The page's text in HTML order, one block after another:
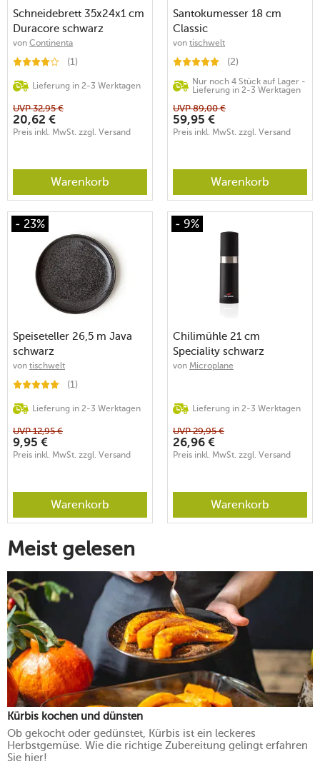
Schneidebrett 35x24x1 cm
Duracore schwarz
von Continenta
(1)
Lieferung in 2-3 Werktagen
UVP32,95 €
20,62 €
Preis inkl. MwSt. zzgl. Versand
Warenkorb
Santokumesser 18 cm
Classic
von tischwelt
(2)
Nur noch 4 Stück auf Lager -
Lieferung in 2-3 Werktagen
UVP89,00 €
59,95 €
Preis inkl. MwSt. zzgl. Versand
Warenkorb
- 23%
Speiseteller 26,5 m Java
schwarz
von tischwelt
(1)
Lieferung in 2-3 Werktagen
UVP12,95 €
9,95 €
Preis inkl. MwSt. zzgl. Versand
Warenkorb
- 9%
Chilimühle 21 cm
Speciality schwarz
von Microplane
Lieferung in 2-3 Werktagen
UVP29,95 €
26,96 €
Preis inkl. MwSt. zzgl. Versand
Warenkorb
Meist gelesen
Kürbis kochen und dünsten
Ob gekocht oder gedünstet, Kürbis ist ein leckeres
Herbstgemüse. Wie die richtige Zubereitung gelingt erfahren
Sie hier!